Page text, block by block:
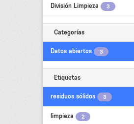
División Limpieza 3
Categorías
Datos abiertos 3
Etiquetas
residuos sólidos 3
limpieza 2